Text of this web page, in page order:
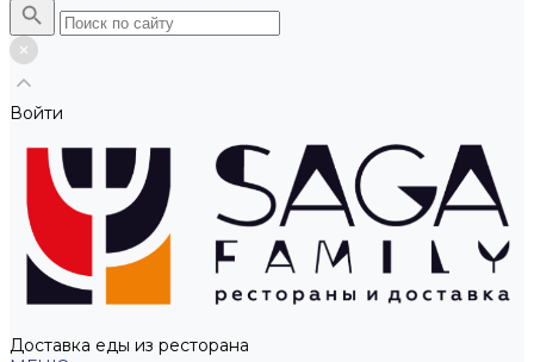
Войти
Доставка еды из ресторана